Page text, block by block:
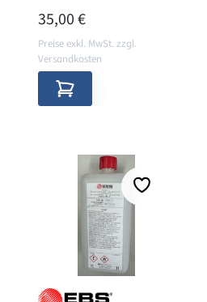
für C4000
REGULÄRER PREIS:
35,00 €
Preise exkl. MwSt. zzgl.
Versandkosten